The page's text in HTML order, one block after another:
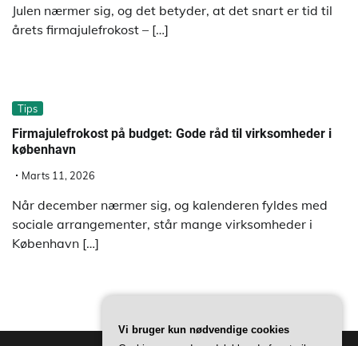
Julen nærmer sig, og det betyder, at det snart er tid til
årets firmajulefrokost – […]
Tips
Firmajulefrokost på budget: Gode råd til virksomheder i
københavn
Marts 11, 2026
Når december nærmer sig, og kalenderen fyldes med
sociale arrangementer, står mange virksomheder i
København […]
Vi bruger kun nødvendige cookies